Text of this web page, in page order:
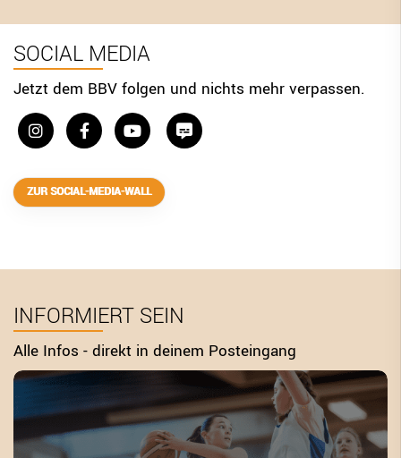
SOCIAL MEDIA
Jetzt dem BBV folgen und nichts mehr verpassen.
ZUR SOCIAL-MEDIA-WALL
INFORMIERT SEIN
Alle Infos - direkt in deinem Posteingang